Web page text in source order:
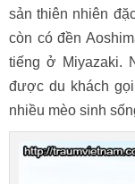
sản thiên nhiên
còn có đền
tiếng ở Miyazaki.
được du khách
nhiều mèo sinh